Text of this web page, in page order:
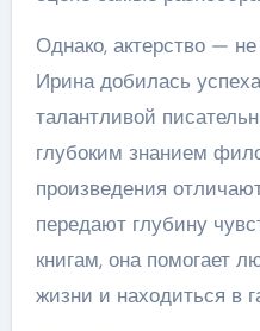
Однако, актерство —
Ирина добилась
талантливой
глубоким знанием
произведения
передают глубину
книгам, она помогает
жизни и находиться в